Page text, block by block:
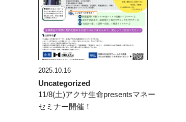
2025.10.16
Uncategorized
11/8(土)アクサ生命presentsマネー
セミナー開催！